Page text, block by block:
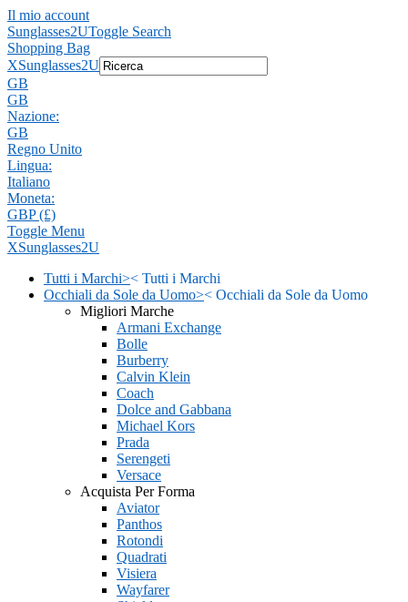
Il mio account
Sunglasses2UToggle Search
Shopping Bag
XSunglasses2U
GB
GB
Nazione:
GB
Regno Unito
Lingua:
Italiano
Moneta:
GBP (£)
Toggle Menu
XSunglasses2U
Tutti i Marchi>< Tutti i Marchi
Occhiali da Sole da Uomo>< Occhiali da Sole da Uomo
Migliori Marche
Armani Exchange
Bolle
Burberry
Calvin Klein
Coach
Dolce and Gabbana
Michael Kors
Prada
Serengeti
Versace
Acquista Per Forma
Aviator
Panthos
Rotondi
Quadrati
Visiera
Wayfarer